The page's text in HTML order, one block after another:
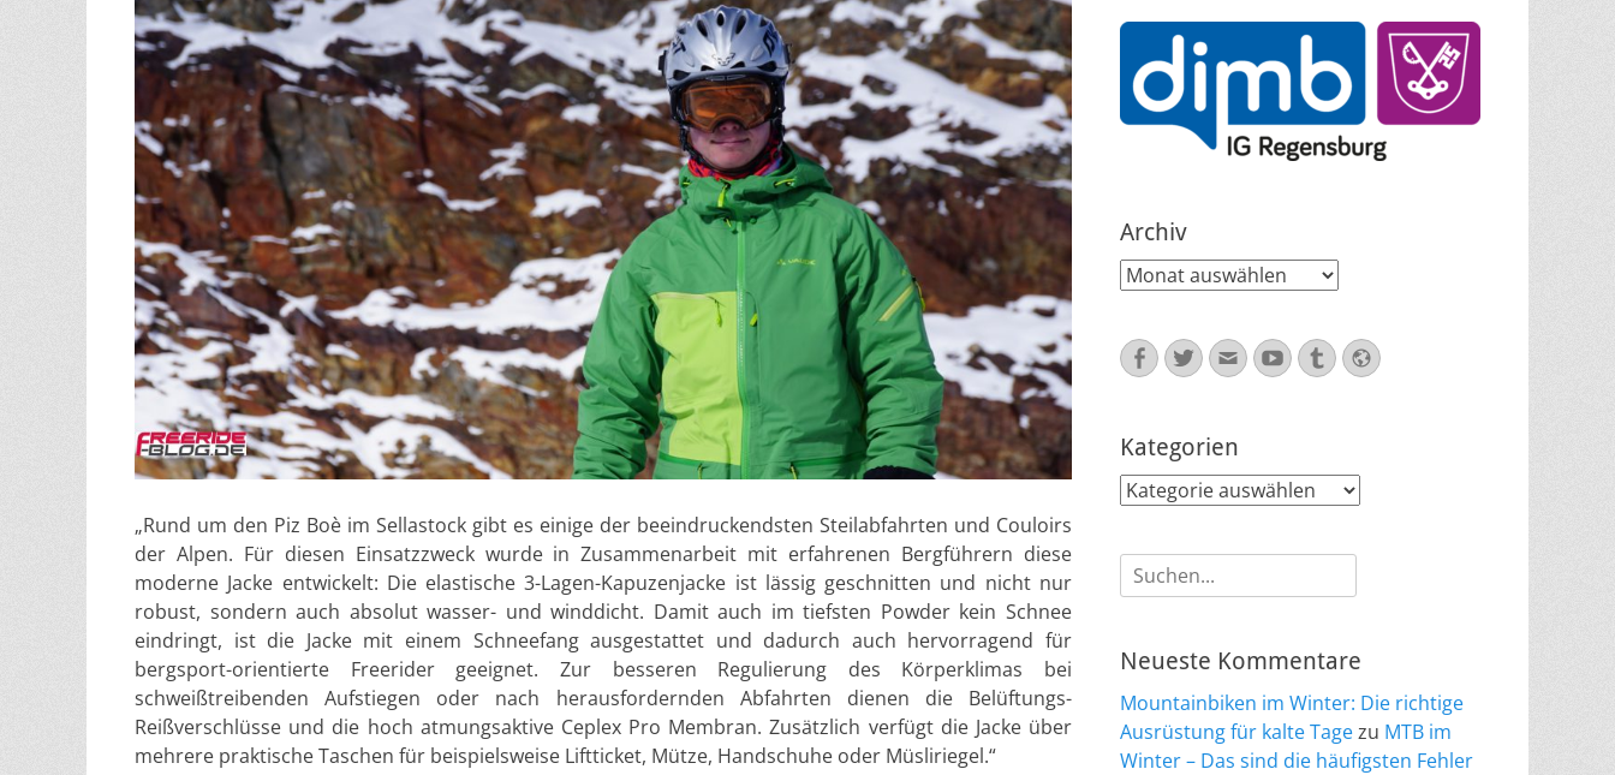
„Rund um den Piz Boè im Sellastock gibt es einige der beeindruckendsten Steilabfahrten und Couloirs
der Alpen. Für diesen Einsatzzweck wurde in Zusammenarbeit mit erfahrenen Bergführern diese
moderne Jacke entwickelt: Die elastische 3-Lagen-Kapuzenjacke ist lässig geschnitten und nicht nur
robust, sondern auch absolut wasser- und winddicht. Damit auch im tiefsten Powder kein Schnee
eindringt, ist die Jacke mit einem Schneefang ausgestattet und dadurch auch hervorragend für
bergsport-orientierte Freerider geeignet. Zur besseren Regulierung des Körperklimas bei
schweißtreibenden Aufstiegen oder nach herausfordernden Abfahrten dienen die Belüftungs-
Reißverschlüsse und die hoch atmungsaktive Ceplex Pro Membran. Zusätzlich verfügt die Jacke über
mehrere praktische Taschen für beispielsweise Liftticket, Mütze, Handschuhe oder Müsliriegel.“
Archiv
Archiv
Facebook
Twitter
E-
Mail
YouTube
TumblrWebsite
Kategorien
Kategorien
Suche
nach:
Neueste Kommentare
Mountainbiken im Winter: Die richtige
Ausrüstung für kalte Tagezu MTB im
Winter – Das sind die häufigsten Fehler